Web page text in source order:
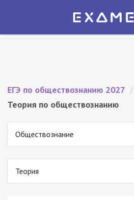
Экзамер — ЕГЭ 2027
ЕГЭ по обществознанию 2027 /
Теория по обществознанию
Обществознание
Теория